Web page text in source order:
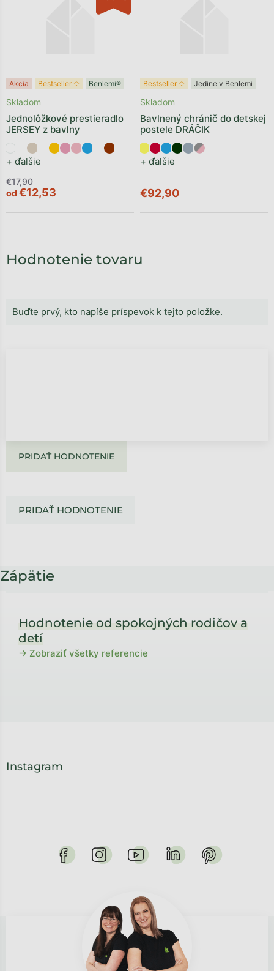
Hodnotenie tovaru
Buďte prvý, kto napíše príspevok k tejto položke.
PRIDAŤ HODNOTENIE
PRIDAŤ HODNOTENIE
Akcia Bestseller ✩ Benlemi®
Jednolôžkové prestieradlo
JERSEY z bavlny
+ ďalšie
Skladom
€17,90
od€12,53
Bestseller ✩ Jedine v Benlemi
Bavlnený chránič do detskej
postele DRÁČIK
+ ďalšie
Skladom
€92,90
Zápätie
Hodnotenie od spokojných rodičov a
detí
→ Zobraziť všetky referencie
Instagram